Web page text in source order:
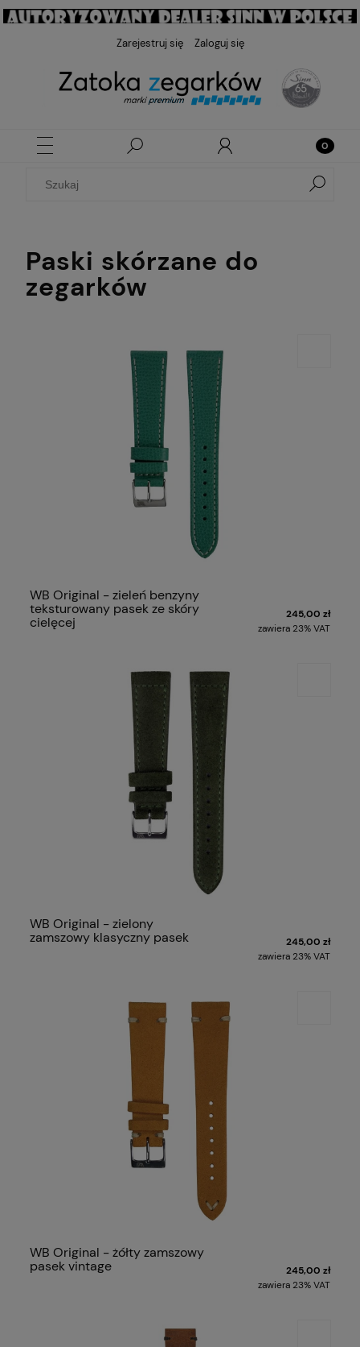
Zarejestruj się Zaloguj się
Paski skórzane do
zegarków
WB Original - zieleń benzyny
teksturowany pasek ze skóry
cielęcej
245,00 zł
zawiera 23% VAT
WB Original - zielony
zamszowy klasyczny pasek
245,00 zł
zawiera 23% VAT
WB Original - żółty zamszowy
pasek vintage
245,00 zł
zawiera 23% VAT